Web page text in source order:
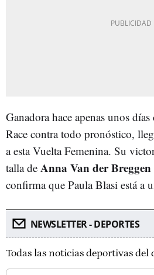
Ganadora hace apenas unos
Race contra todo pronóstico,
a esta Vuelta Femenina. Su
talla de Anna Van der
confirma que Paula Blasi está a
NEWSLETTER - DEPORTES
Todas las noticias deportivas del